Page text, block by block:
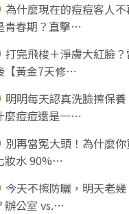
為什麼現在的痘痘客人
青春期？直擊⋯
打完飛梭＋淨膚大紅臉？
【黃金7天修⋯
明明每天認真洗臉擦保養
麼痘痘還是一⋯
別再當冤大頭！為什麼你
妝水 90%⋯
今天不擦防曬，明天老幾
辦公室 vs.⋯